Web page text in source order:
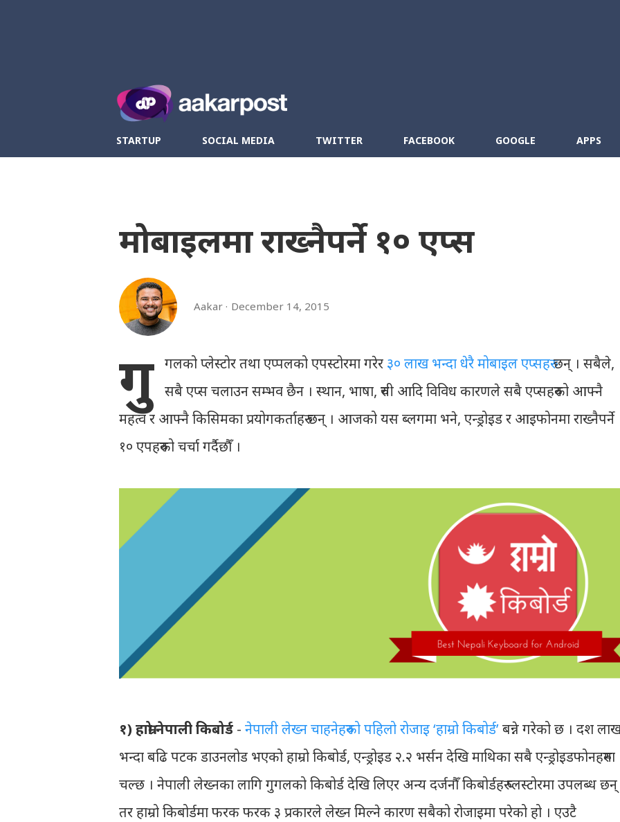
STARTUP SOCIAL MEDIA TWITTER FACEBOOK GOOGLE APPS
मोबाइलमा राख्नैपर्ने १० एप्स
Aakar December 14, 2015
गु गलको प्लेस्टोर तथा एप्पलको एपस्टोरमा गरेर ३० लाख भन्दा धेरै मोबाइल एप्सहरुछन् । सबैले,
सबै एप्स चलाउन सम्भव छैन । स्थान, भाषा, रुची आदि विविध कारणले सबै एप्सहरुको आफ्नै
महत्व र आफ्नै किसिमका प्रयोगकर्ताहरु छन् । आजको यस ब्लगमा भने, एन्ड्रोइड र आइफोनमा राख्नैपर्ने
१० एपहरुको चर्चा गर्दैछौँ ।
१) हाम्रो नेपाली किबोर्ड - नेपाली लेख्न चाहनेहरुको पहिलो रोजाइ ‘हाम्रो किबोर्ड’बन्ने गरेको छ । दश
भन्दा बढि पटक डाउनलोड भएको हाम्रो किबोर्ड, एन्ड्रोइड २.२ भर्सन देखि माथिका सबै एन्ड्रोइडफोनहरुमा
चल्छ । नेपाली लेख्नका लागि गुगलको किबोर्ड देखि लिएर अन्य दर्जनौँ किबोर्डहरु प्लस्टोरमा उपलब्ध छन्
तर हाम्रो किबोर्डमा फरक फरक ३ प्रकारले लेख्न मिल्ने कारण सबैको रोजाइमा परेको हो । एउटै